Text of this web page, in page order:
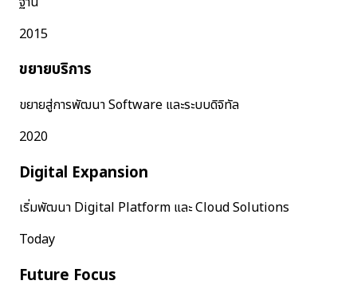
2015
ขยายบริการ
ขยายสู่การพัฒนา Software และระบบดิจิทัล
2020
Digital Expansion
เริ่มพัฒนา Digital Platform และ Cloud Solutions
Today
Future Focus